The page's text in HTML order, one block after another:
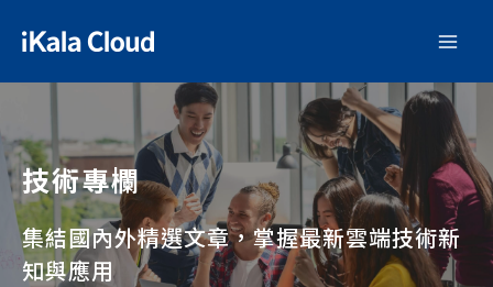
技術專欄
集結國內外精選文章，掌握最新雲端技術新
知與應用